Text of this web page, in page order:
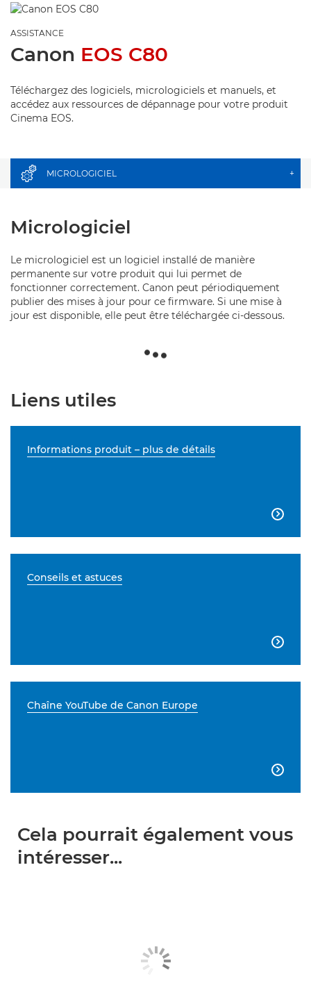
ASSISTANCE
Canon EOS C80
Téléchargez des logiciels, micrologiciels et manuels, et
accédez aux ressources de dépannage pour votre produit
Cinema EOS.
MICROLOGICIEL +
Micrologiciel
Le micrologiciel est un logiciel installé de manière
permanente sur votre produit qui lui permet de
fonctionner correctement. Canon peut périodiquement
publier des mises à jour pour ce firmware. Si une mise à
jour est disponible, elle peut être téléchargée ci-dessous.
Liens utiles
Informations produit – plus de détails

Conseils et astuces

Chaîne YouTube de Canon Europe

Cela pourrait également vous
intéresser...